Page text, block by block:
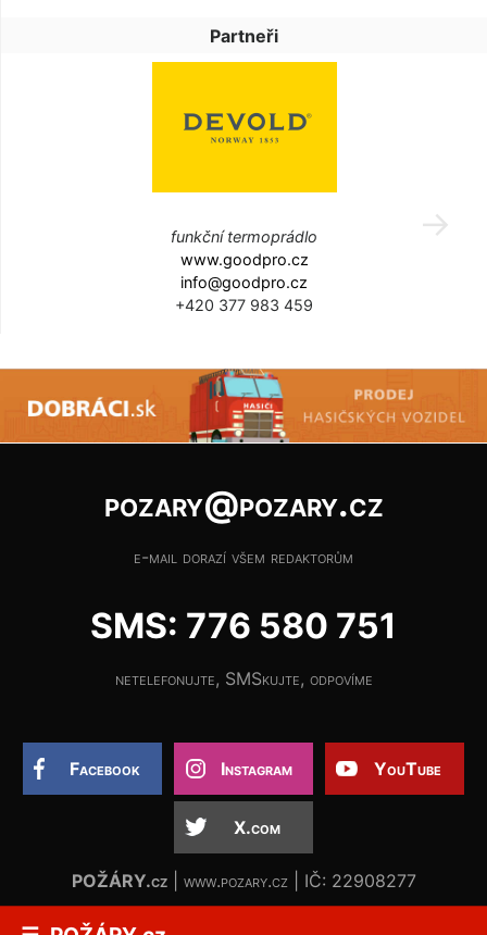
Partneři
funkční termoprádlo
www.goodpro.cz
info@goodpro.cz
+420 377 983 459
pozary@pozary.cz
e-mail dorazí všem redaktorům
SMS: 776 580 751
netelefonujte, SMSkujte, odpovíme
Facebook Instagram YouTube
X.com
POŽÁRY.cz| www.pozary.cz | IČ: 22908277